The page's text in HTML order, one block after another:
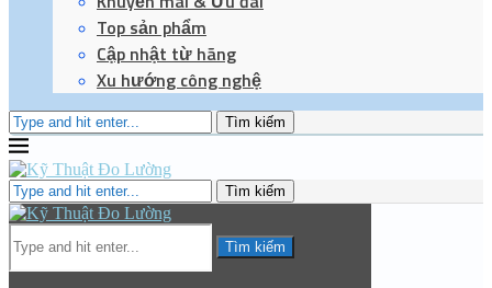
Top sản phẩm
Cập nhật từ hãng
Xu hướng công nghệ
Tìm kiếm
Tìm kiếm
Tìm kiếm